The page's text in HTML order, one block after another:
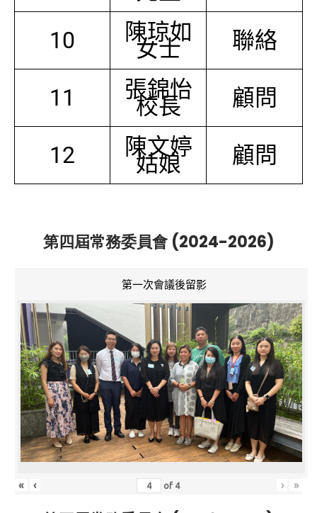
10 陳琼如
女士 聯絡
11 張錦怡
校長 顧問
12 陳文婷
姑娘 顧問
第四屆常務委員會 (2024-2026)
第一次會議後留影
« ‹ of 4 › »